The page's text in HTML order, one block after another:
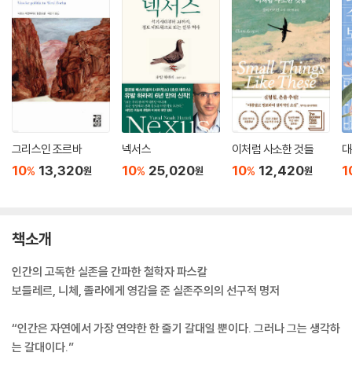
그리스인 조르바
10% 13,320원
넥서스
10% 25,020원
이처럼 사소한 것들
10% 12,420원
책소개
인간의 고독한 실존을 간파한 철학자 파스칼
보들레르, 니체, 졸라에게 영감을 준 실존주의의 선구적 명저
“인간은 자연에서 가장 연약한 한 줄기 갈대일 뿐이다. 그러나 그는 생각하
는 갈대이다.”